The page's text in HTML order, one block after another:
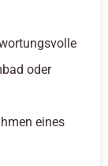
oder
eines